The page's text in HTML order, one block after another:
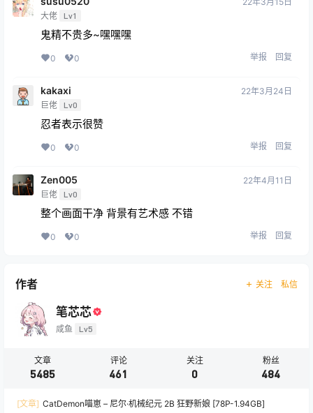
大佬 Lv1
鬼精不贵多~嘿嘿嘿
0 0 举报 回复
kakaxi
巨佬 Lv0
22年3月24日
忍者表示很赞
0 0 举报 回复
Zen005
巨佬 Lv0
22年4月11日
整个画面干净 背景有艺术感 不错
0 0 举报 回复
作者 关注 私信
笔芯芯
咸鱼 Lv5
文章
5485
评论
461
关注
0
粉丝
484
[文章] CatDemon喵崽 – 尼尔·机械纪元 2B 狂野新娘 [78P-1.94GB]